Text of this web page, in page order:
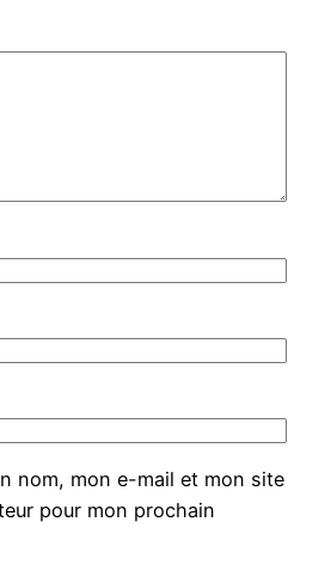
nom, mon e-mail et mon site
pour mon prochain